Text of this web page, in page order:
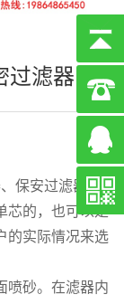
过滤器
保安过滤器，
芯的，也可以是
的实际情况来选
喷砂。在滤器内